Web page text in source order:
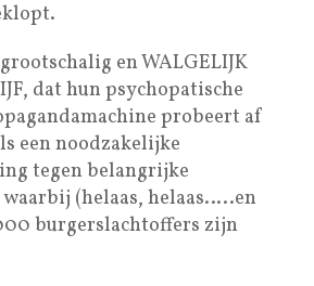
en WALGELIJK
dat hun psychopatische
probeert af
een noodzakelijke
tegen belangrijke
(helaas, helaas…..en
burgerslachtoffers zijn